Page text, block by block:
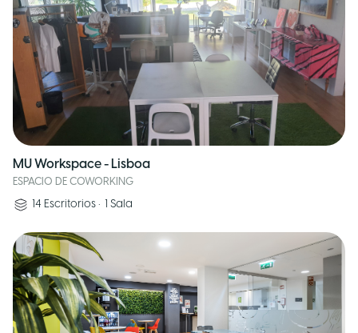
MU Workspace - Lisboa
ESPACIO DE COWORKING
14 Escritorios • 1 Sala